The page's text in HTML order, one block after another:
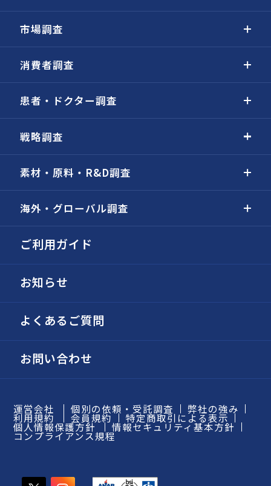
市場調査
消費者調査
患者・ドクター調査
戦略調査
素材・原料・R&D調査
海外・グローバル調査
ご利用ガイド
お知らせ
よくあるご質問
お問い合わせ
運営会社 個別の依頼・受託調査 弊社の強み
利用規約 会員規約 特定商取引による表示
個人情報保護方針 情報セキュリティ基本方針
コンプライアンス規程